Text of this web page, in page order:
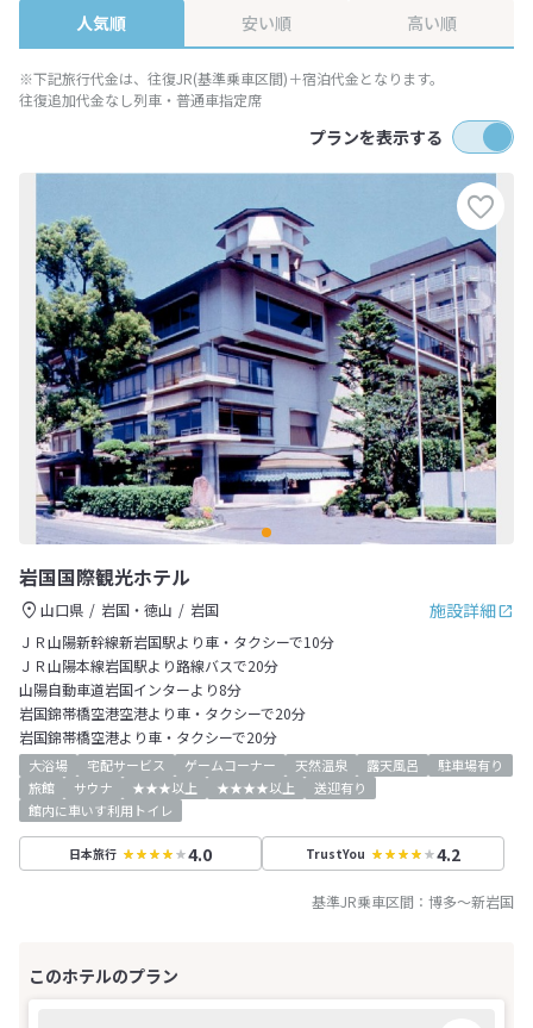
人気順 安い順 高い順
※下記旅行代金は、往復JR(基準乗車区間)＋宿泊代金となります。
往復追加代金なし列車・普通車指定席
プランを表示する
岩国国際観光ホテル
施設詳細
山口県 岩国・徳山
岩国
ＪＲ山陽新幹線新岩国駅より車・タクシーで10分
ＪＲ山陽本線岩国駅より路線バスで20分
山陽自動車道岩国インターより8分
岩国錦帯橋空港空港より車・タクシーで20分
岩国錦帯橋空港より車・タクシーで20分
大浴場 宅配サービス ゲームコーナー 天然温泉 露天風呂
駐車場有り
旅館
サウナ ★★★以上 ★★★★以上
送迎有り
館内に車いす利用トイレ
日本旅行 4.0 TrustYou 4.2
基準JR乗車区間： 博多～新岩国